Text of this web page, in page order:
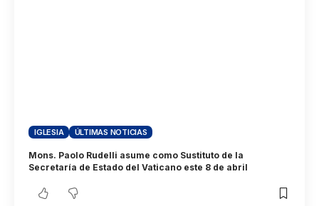
IGLESIA ÚLTIMAS NOTICIAS
Mons. Paolo Rudelli asume como Sustituto de la
Secretaría de Estado del Vaticano este 8 de abril